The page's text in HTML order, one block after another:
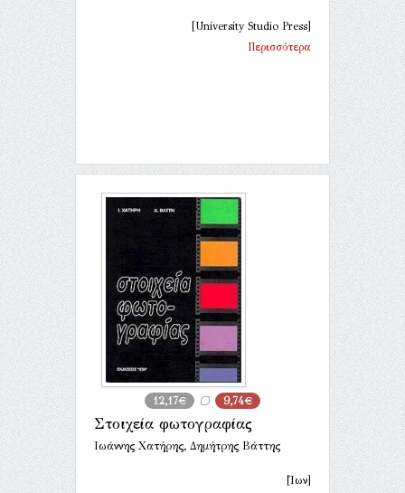
[University Studio Press]
Περισσότερα
12,17€ 9,74€
Στοιχεία φωτογραφίας
Ιωάννης Χατήρης, Δημήτρης Βάττης
[Ίων]